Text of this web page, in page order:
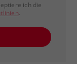
ich die
.